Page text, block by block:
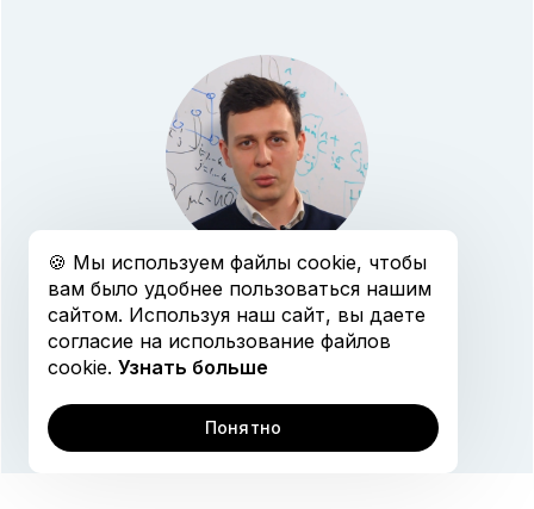
КРУГЛОВ
ИВАН АЛЕКСАНДРОВИЧ
🍪 Мы используем файлы cookie, чтобы
вам было удобнее пользоваться нашим
сайтом. Используя наш сайт, вы даете
согласие на использование файлов
cookie. Узнать больше
Понятно